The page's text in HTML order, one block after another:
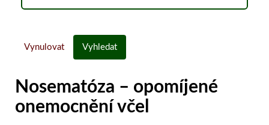
Vynulovat Vyhledat
Nosematóza – opomíjené
onemocnění včel